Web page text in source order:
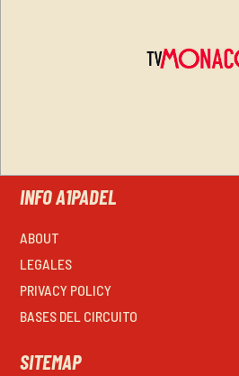
INFO A1PADEL
ABOUT
LEGALES
PRIVACY POLICY
BASES DEL CIRCUITO
SITEMAP